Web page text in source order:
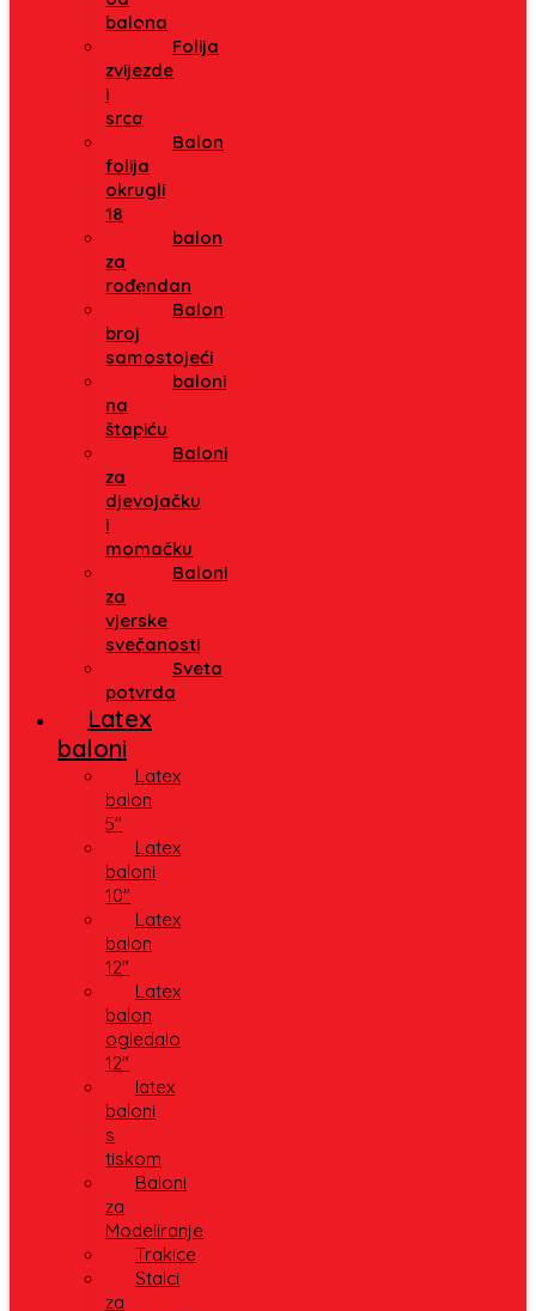
balona
Folija
zvijezde
i
srca
Balon
folija
okrugli
18
balon
za
rođendan
Balon
broj
samostojeći
baloni
na
štapiću
Baloni
za
djevojačku
i
momačku
Baloni
za
vjerske
svečanosti
Sveta
potvrda
Latex
baloni
Latex
balon
5″
Latex
baloni
10″
Latex
balon
12″
Latex
balon
ogledalo
12″
latex
baloni
s
tiskom
Baloni
za
Modeliranje
Trakice
Stalci
za